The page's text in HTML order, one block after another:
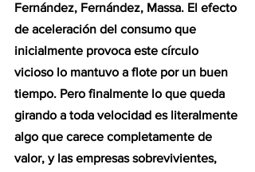
Fernández, Fernández, Massa. El efecto
de aceleración del consumo que
inicialmente provoca este círculo
vicioso lo mantuvo a flote por un buen
tiempo. Pero finalmente lo que queda
girando a toda velocidad es literalmente
algo que carece completamente de
valor, y las empresas sobrevivientes,